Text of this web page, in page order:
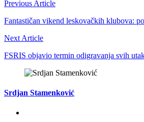
Previous Article
Fantastičan vikend leskovačkih klubova:
Next Article
FSRIS objavio termin odigravanja svih
Srdjan Stamenković